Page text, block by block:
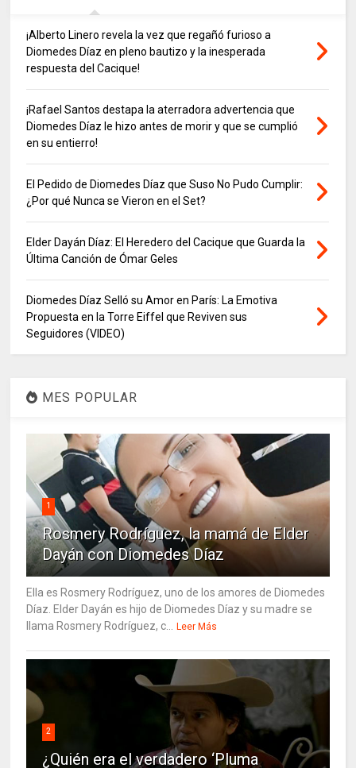
¡Alberto Linero revela la vez que regañó furioso a
Diomedes Díaz en pleno bautizo y la inesperada
respuesta del Cacique!
¡Rafael Santos destapa la aterradora advertencia que
Diomedes Díaz le hizo antes de morir y que se cumplió
en su entierro!
El Pedido de Diomedes Díaz que Suso No Pudo Cumplir:
¿Por qué Nunca se Vieron en el Set?
Elder Dayán Díaz: El Heredero del Cacique que Guarda la
Última Canción de Ómar Geles
Diomedes Díaz Selló su Amor en París: La Emotiva
Propuesta en la Torre Eiffel que Reviven sus
Seguidores (VIDEO)
MES POPULAR
1
Rosmery Rodríguez, la mamá de Elder
Dayán con Diomedes Díaz
Ella es Rosmery Rodríguez, uno de los amores de Diomedes
Díaz. Elder Dayán es hijo de Diomedes Díaz y su madre se
llama Rosmery Rodríguez, c...
Leer Más
2
¿Quién era el verdadero ‘Pluma